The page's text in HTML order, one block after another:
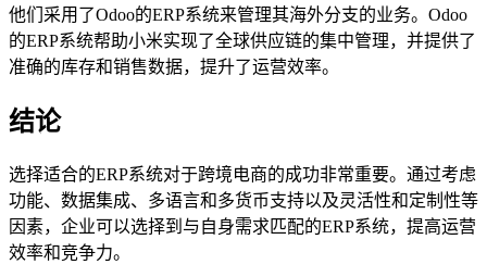
他们采用了Odoo的ERP系统来管理其海外分支的业务。Odoo
的ERP系统帮助小米实现了全球供应链的集中管理，并提供了
准确的库存和销售数据，提升了运营效率。
结论
选择适合的ERP系统对于跨境电商的成功非常重要。通过考虑
功能、数据集成、多语言和多货币支持以及灵活性和定制性等
因素，企业可以选择到与自身需求匹配的ERP系统，提高运营
效率和竞争力。